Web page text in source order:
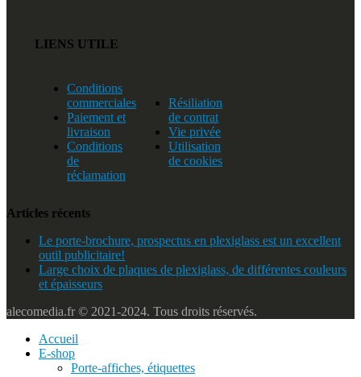
LIENS UTILE
Conditions
commerciales
Paiement et
livraison
Conditions
de
réclamation
Résiliation
de contrat
Vie privée
Utilisation
de cookies
Articles récents
Le porte-brochure, prospectus en plexiglass est un excellent
outil publicitaire!
Large choix de plaques de plexiglass, de différentes couleurs
et épaisseurs
alecomedia.fr © 2021-2024. Tous droits réservés.
Accueil
E-shop
Porte-affiches, étiquettes